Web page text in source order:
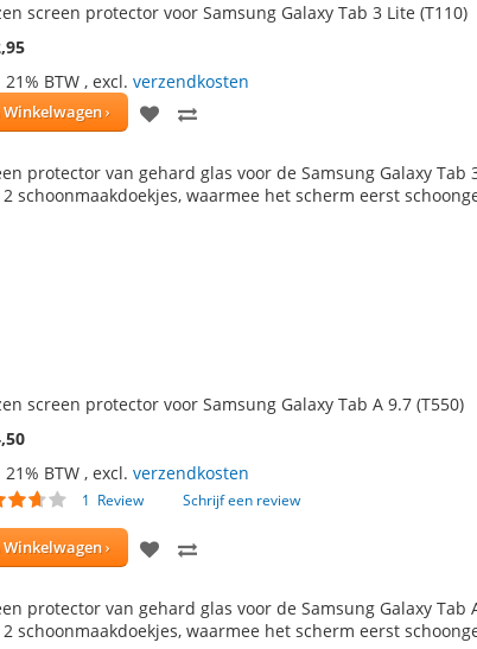
screen protector voor Samsung Galaxy Tab 3 Lite (T110)
21% BTW , excl. verzendkosten
Winkelwagen
VOEG
AANTE
protector van gehard glas voor de Samsung Galaxy
schoonmaakdoekjes, waarmee het scherm eerst
screen protector voor Samsung Galaxy Tab A 9.7 (T550)
21% BTW , excl. verzendkosten
1 Review Schrijf een review
Winkelwagen
VOEG
AANTE
protector van gehard glas voor de Samsung Galaxy
schoonmaakdoekjes, waarmee het scherm eerst